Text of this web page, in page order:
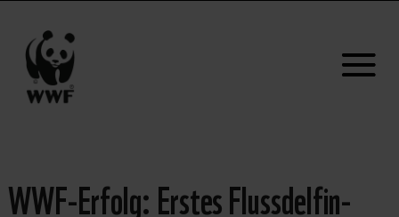
WWF-Erfolg: Erstes Flussdelfin-